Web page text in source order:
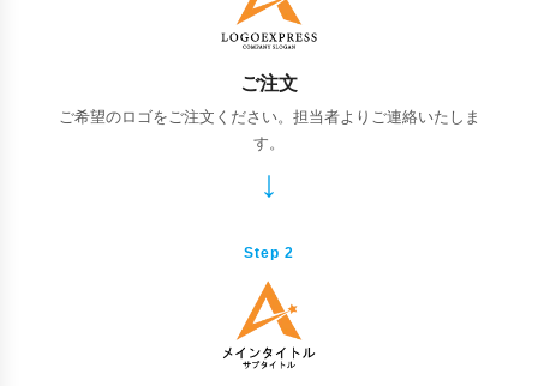
ご注文
ご希望のロゴをご注文ください。担当者よりご連絡いたしま
す。
Step 2